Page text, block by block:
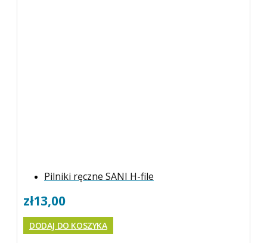
Pilniki ręczne SANI H-file
zł13,00
DODAJ DO KOSZYKA